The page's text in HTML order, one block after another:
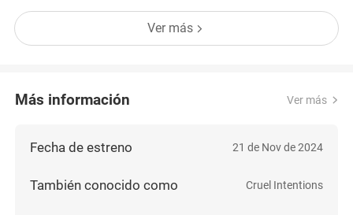
Ver más
Más información Ver más
Fecha de estreno 21 de Nov de 2024
También conocido como Cruel Intentions